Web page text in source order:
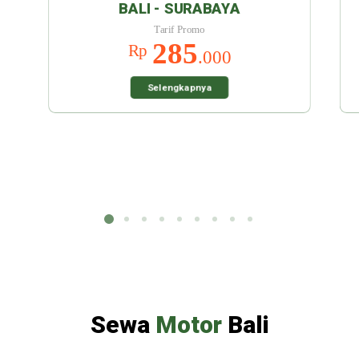
SewaMotorBali